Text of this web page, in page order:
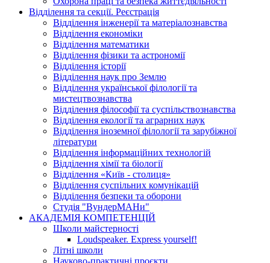
Відділення та секції. Реєстрація
Відділення інженерії та матеріалознавства
Відділення економіки
Відділення математики
Відділення фізики та астрономії
Відділення історії
Відділення наук про Землю
Відділення української філології та
мистецтвознавства
Відділення філософії та суспільствознавства
Відділення екології та аграрних наук
Відділення іноземної філології та зарубіжної
літератури
Відділення інформаційних технологій
Відділення хімії та біології
Відділення «Київ - столиця»
Відділення суспільних комунікацій
Відділення безпеки та оборони
Студія "ВундерМАНи"
АКАДЕМІЯ КОМПЕТЕНЦІЙ
Школи майстерності
Loudspeaker. Express yourself!
Літні школи